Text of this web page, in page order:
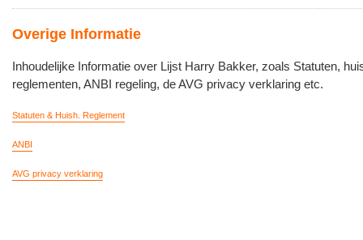
Overige Informatie
Inhoudelijke Informatie over Lijst Harry Bakker, zoals Statuten,
reglementen, ANBI regeling, de AVG privacy verklaring etc.
Statuten & Huish. Reglement
ANBI
AVG privacy verklaring